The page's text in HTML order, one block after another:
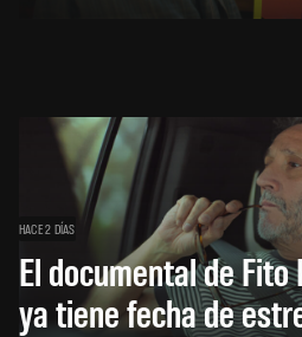
HACE 2 DÍAS
El documental de
ya tiene fecha de